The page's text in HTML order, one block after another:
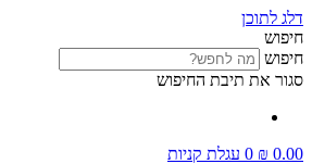
דלג לתוכן
חיפוש
חיפוש
סגור את תיבת החיפוש
₪ 0.00
0 עגלת קניות